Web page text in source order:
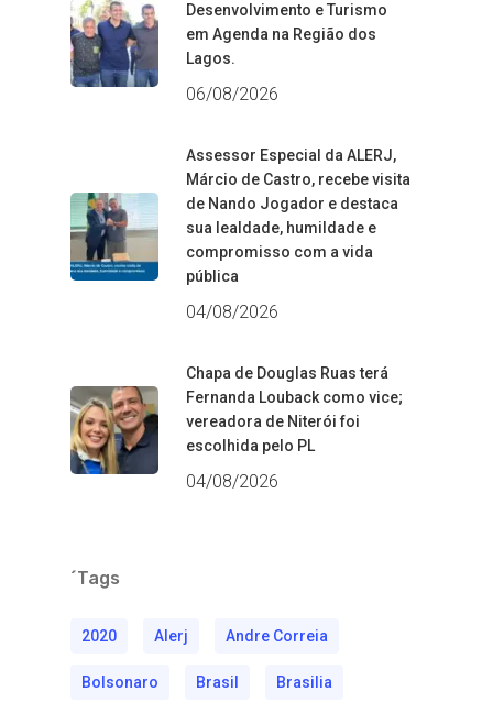
Desenvolvimento e Turismo
em Agenda na Região dos
Lagos.
06/08/2026
Assessor Especial da ALERJ,
Márcio de Castro, recebe visita
de Nando Jogador e destaca
sua lealdade, humildade e
compromisso com a vida
pública
04/08/2026
Chapa de Douglas Ruas terá
Fernanda Louback como vice;
vereadora de Niterói foi
escolhida pelo PL
04/08/2026
´Tags
2020 Alerj Andre Correia
Bolsonaro Brasil Brasilia